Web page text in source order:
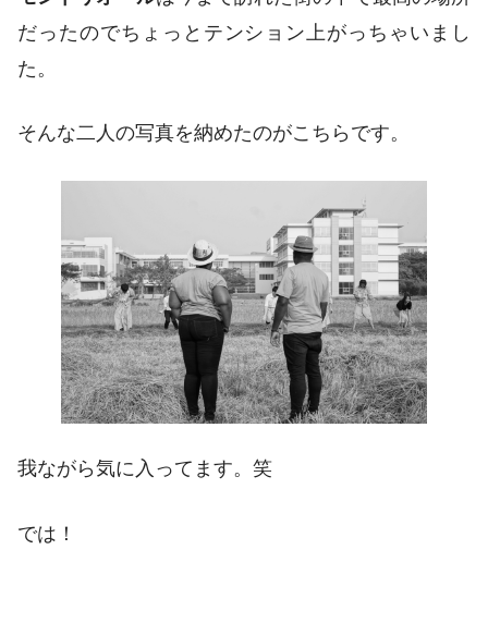
だったのでちょっとテンション上がっちゃいまし
た。
そんな二人の写真を納めたのがこちらです。
我ながら気に入ってます。笑
では！